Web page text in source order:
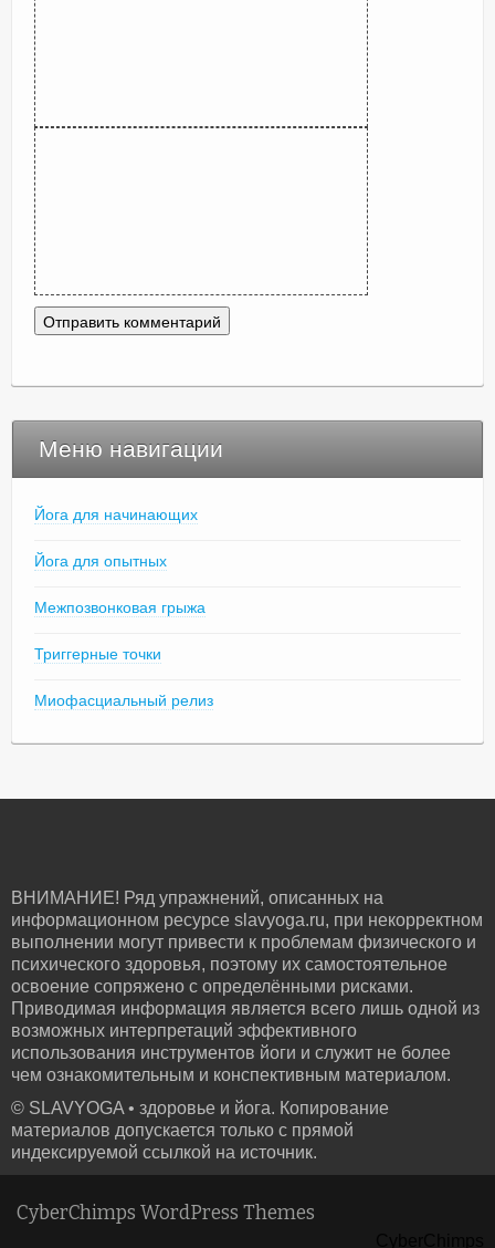
Меню навигации
Йога для начинающих
Йога для опытных
Межпозвонковая грыжа
Триггерные точки
Миофасциальный релиз
ВНИМАНИЕ! Ряд упражнений, описанных на
информационном ресурсе slavyoga.ru, при некорректном
выполнении могут привести к проблемам физического и
психического здоровья, поэтому их самостоятельное
освоение сопряжено с определёнными рисками.
Приводимая информация является всего лишь одной из
возможных интерпретаций эффективного
использования инструментов йоги и служит не более
чем ознакомительным и конспективным материалом.
© SLAVYOGA • здоровье и йога. Копирование
материалов допускается только с прямой
индексируемой ссылкой на источник.
CyberChimps WordPress Themes